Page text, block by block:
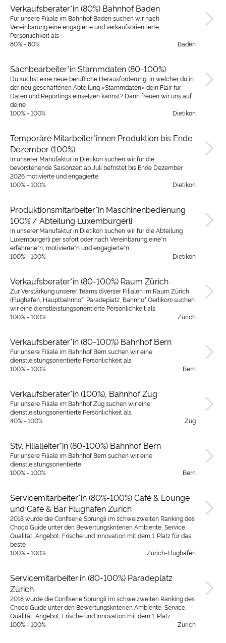
Verkaufsberater*in (80%) Bahnhof Baden
Für unsere Filiale im Bahnhof Baden suchen wir nach
Vereinbarung eine engagierte und verkaufsorientierte
Persönlichkeit als
80% - 80%
Baden
Sachbearbeiter*in Stammdaten (80-100%)
Du suchst eine neue berufliche Herausforderung, in welcher du in
der neu geschaffenen Abteilung «Stammdaten» dein Flair für
Daten und Reportings einsetzen kannst? Dann freuen wir uns auf
deine
100% - 100%
Dietikon
Temporäre Mitarbeiter*innen Produktion bis Ende
Dezember (100%)
In unserer Manufaktur in Dietikon suchen wir für die
bevorstehende Saisonzeit ab Juli befristet bis Ende Dezember
2026 motivierte und engagierte
100% - 100%
Dietikon
Produktionsmitarbeiter*in Maschinenbedienung
100% / Abteilung Luxemburgerli
In unserer Manufaktur in Dietikon suchen wir für die Abteilung
Luxemburgerli per sofort oder nach Vereinbarung eine*n
erfahrene*n, motivierte*n und engagierte*n
100% - 100%
Dietikon
Verkaufsberater*in (80-100%) Raum Zürich
Zur Verstärkung unserer Teams diverser Filialen im Raum Zürich
(Flughafen, Hauptbahnhof, Paradeplatz, Bahnhof Oerlikon) suchen
wir eine dienstleistungsorientierte Persönlichkeit als
100% - 100%
Zürich
Verkaufsberater*in (80-100%) Bahnhof Bern
Für unsere Filiale im Bahnhof Bern suchen wir eine
dienstleistungsorientierte Persönlichkeit als
100% - 100%
Bern
Verkaufsberater*in (100%), Bahnhof Zug
Für unsere Filiale im Bahnhof Zug suchen wir eine
dienstleistungsorientierte Persönlichkeit als
40% - 100%
Zug
Stv. Filialleiter*in (80-100%) Bahnhof Bern
Für unsere Filiale im Bahnhof Bern suchen wir eine
dienstleistungsorientierte
100% - 100%
Bern
Servicemitarbeiter*in (80%-100%) Café & Lounge
und Café & Bar Flughafen Zürich
2018 wurde die Confiserie Sprüngli im schweizweiten Ranking des
Choco Guide unter den Bewertungskriterien Ambiente, Service,
Qualität, Angebot, Frische und Innovation mit dem 1. Platz für das
beste
100% - 100%
Zürich-Flughafen
Servicemitarbeiter:in (80-100%) Paradeplatz
Zürich
2018 wurde die Confiserie Sprüngli im schweizweiten Ranking des
Choco Guide unter den Bewertungskriterien Ambiente, Service,
Qualität, Angebot, Frische und Innovation mit dem 1. Platz
100% - 100%
Zürich